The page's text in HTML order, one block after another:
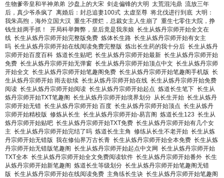
生物爹帝皇和半神弟弟 沙盘上的大宋 剑走偏锋的大明 太荒混沌鼎 流放三年
后，真少爷杀疯了 离婚后：封总追妻100式 太虚至尊 将北伐进行到底 大明：
我朱高煦，海外立国大汉 重生不摆烂，总裁女主人生崩了 重生七零住大院，挣
钱生娃两手抓！
开局科举舞弊，皇后竟是我亲娘 长生从炼丹宗师开始全文在
线 长生从炼丹宗师开始完整版免费 炼体长生路 长生从炼丹宗师开始有女主
吗 长生从炼丹宗师开始在线阅读免费完整版 炼出长生药的我十分后 长生从炼丹
宗师开始百度百科 炼道长生贴吧 长生从炼丹宗师开始最新 长生从炼丹宗师开始
免费 长生从炼丹宗师开始无弹窗 长生从炼丹宗师开始顶点中文 长生从炼丹宗师
开始全文 长生从炼丹宗师开始笔趣阁免费 长生从炼丹宗师开始笔趣阁手机版 长
生从炼丹宗师开始 雨去欲续 长生从炼丹宗师开始在线 长生从炼丹宗师开始免费
阅读 长生从炼丹宗师开始阅读 长生从炼丹宗师开始起点 炼道长生笔下 长生从
炼丹宗师开始TXT笔趣阁 长生从炼丹宗师开始境界划分 从长生开始 长生从炼丹
宗师开始无错 长生从炼丹宗师开始 百度 长生从炼丹宗师开始顶点 长生从炼丹
宗师开始精校版 修炼从长生 长生从炼丹宗师开始-易言阁 炼道长生123 长生从
炼丹宗师开始贴吧 长生从炼丹宗师开始TXT免费 长生从炼丹宗师开始有几个女
主 长生从炼丹宗师开始完结了吗 炼道长生主角 修练从长生不老开始 长生从炼
丹宗师开始无错版 我在修仙界万古长青 长生从炼丹宗师开始全本免费 长生从炼
丹宗师开始无错版笔趣阁 长生从炼丹宗师开始起点中文网 长生从炼丹宗师开始
TXT全本 长生从炼丹宗师开始全文免费阅读软件 长生从炼丹宗师开始番外 长生
从炼丹宗师开始新笔趣阁 炼道长生等级划分 长生从炼丹宗师开始笔趣阁无错
版 长生从炼丹宗师开始在线阅读免费 主角练长生诀 长生从炼丹宗师开始笔趣阁